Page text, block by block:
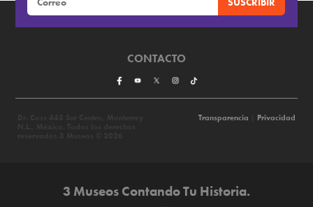
CONTACTO
Transparencia Privacidad
3 Museos Contando Tu Historia.